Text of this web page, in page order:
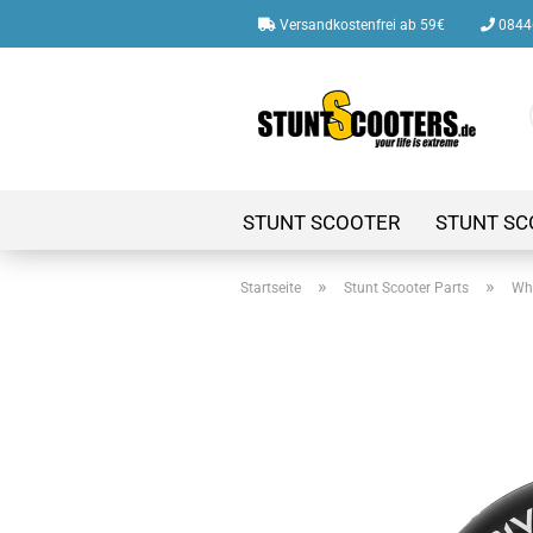
Versandkostenfrei ab 59€
STUNT SCOOTER STUNT
Startseite » Stunt Scooter Parts »